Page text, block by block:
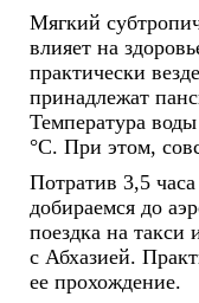
Мягкий
влияет на
практически
принадлежат
Температура
°С. При этом,
Потратив 3,5
добираемся до
поездка на такси
с Абхазией.
ее прохождение.